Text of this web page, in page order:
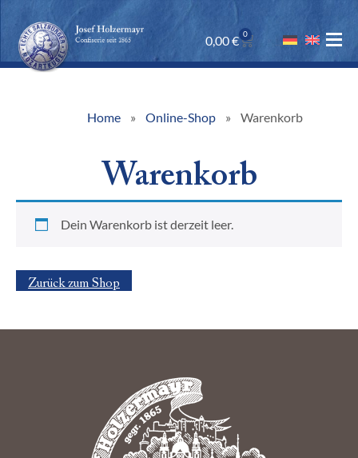
0,00€ 0
Home Online-Shop Warenkorb
Warenkorb
Dein Warenkorb ist derzeit leer.
Zurück zum Shop